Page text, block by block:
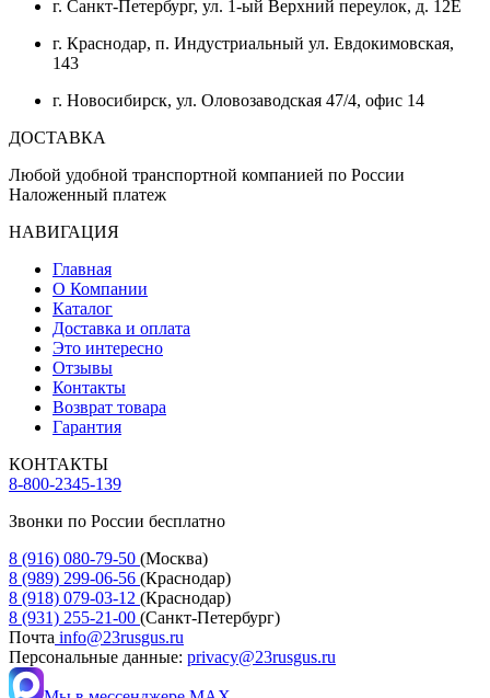
г. Санкт-Петербург, ул. 1-ый Верхний переулок, д. 12Е
г. Краснодар, п. Индустриальный ул. Евдокимовская,
143
г. Новосибирск, ул. Оловозаводская 47/4, офис 14
ДОСТАВКА
Любой удобной транспортной компанией по России
Наложенный платеж
НАВИГАЦИЯ
Главная
О Компании
Каталог
Доставка и оплата
Это интересно
Отзывы
Контакты
Возврат товара
Гарантия
КОНТАКТЫ
8-800-2345-139
Звонки по России бесплатно
8 (916) 080-79-50 (Москва)
8 (989) 299-06-56 (Краснодар)
8 (918) 079-03-12 (Краснодар)
8 (931) 255-21-00 (Санкт-Петербург)
Почта info@23rusgus.ru
Персональные данные: privacy@23rusgus.ru